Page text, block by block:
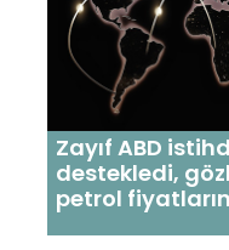
Zayıf ABD
destekledi,
petrol